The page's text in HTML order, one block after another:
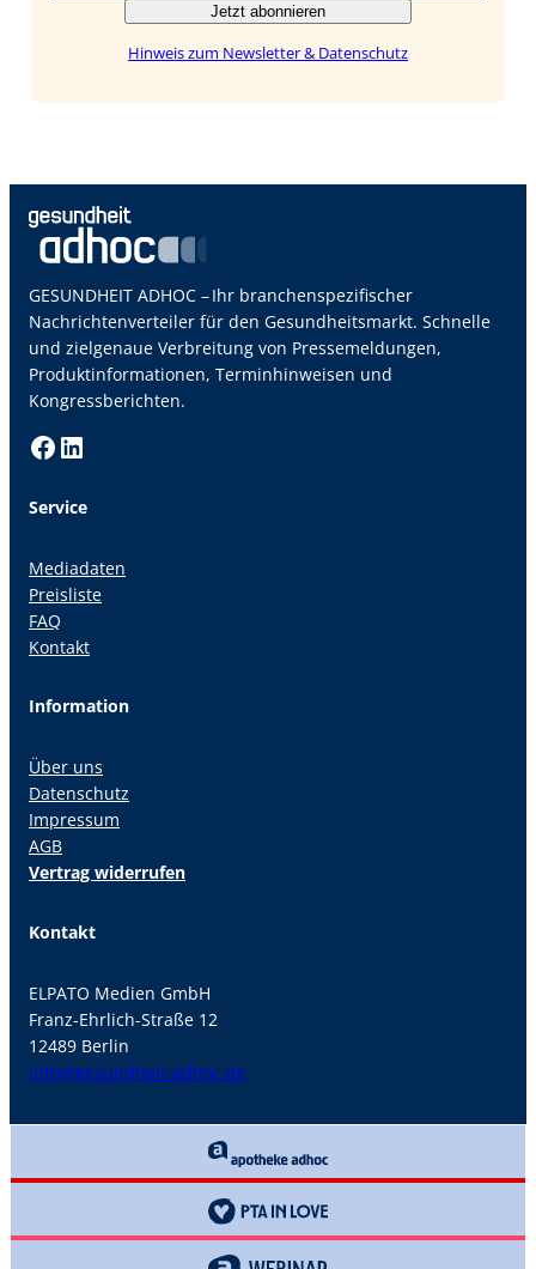
Jetzt abonnieren
Hinweis zum Newsletter & Datenschutz
GESUNDHEIT ADHOC – Ihr branchenspezifischer
Nachrichtenverteiler für den Gesundheitsmarkt. Schnelle
und zielgenaue Verbreitung von Pressemeldungen,
Produktinformationen, Terminhinweisen und
Kongressberichten.
Facebook LinkedIn
Service
Mediadaten
Preisliste
FAQ
Kontakt
Information
Über uns
Datenschutz
Impressum
AGB
Vertrag widerrufen
Kontakt
ELPATO Medien GmbH
Franz-Ehrlich-Straße 12
12489 Berlin
info@gesundheit-adhoc.de